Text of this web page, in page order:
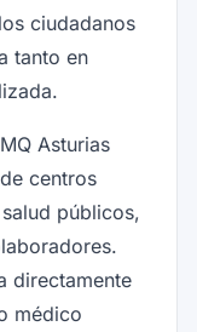
ciudadanos
tanto en
Asturias
centros
públicos,
directamente
médico